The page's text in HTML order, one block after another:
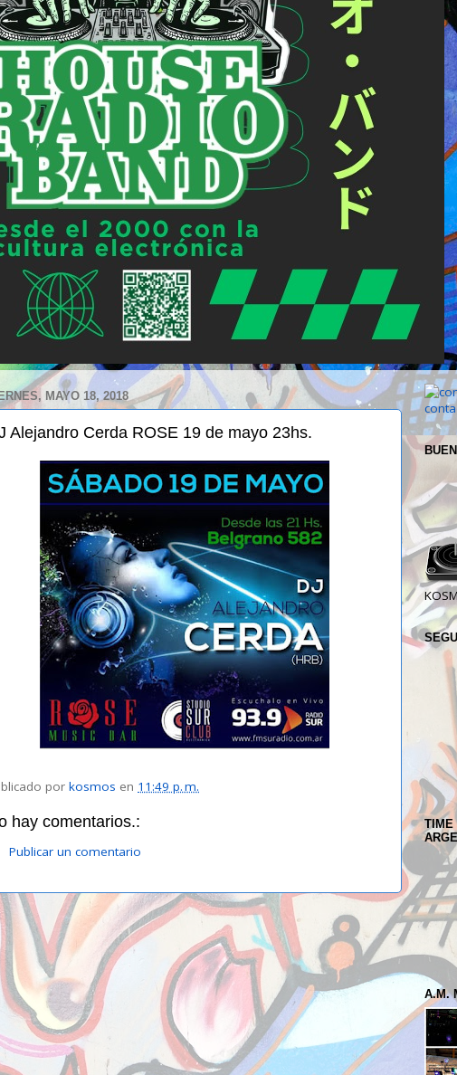
MAYO 18, 2018
Alejandro Cerda ROSE 19 de mayo 23hs.
por kosmos en 11:49 p. m.
hay comentarios.:
Publicar un comentario
TIME
A.M.